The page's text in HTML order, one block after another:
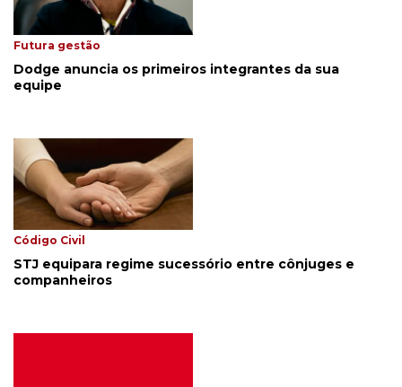
Futura gestão
Dodge anuncia os primeiros integrantes da sua
equipe
Código Civil
STJ equipara regime sucessório entre cônjuges e
companheiros